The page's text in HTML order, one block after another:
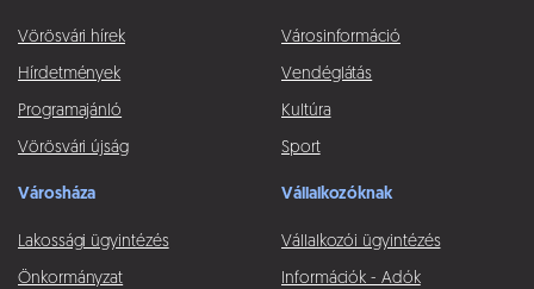
Vörösvári hírek
Hírdetmények
Programajánló
Vörösvári újság
Városinformáció
Vendéglátás
Kultúra
Sport
Városháza
Lakossági ügyintézés
Önkormányzat
Vállalkozóknak
Vállalkozói ügyintézés
Információk - Adók